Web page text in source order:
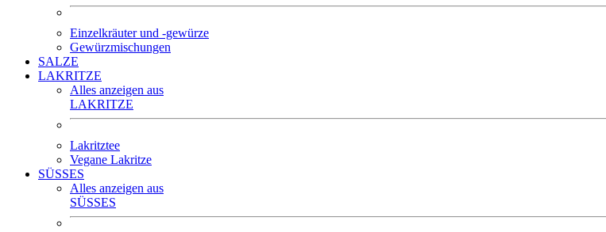
Einzelkräuter und -gewürze
Gewürzmischungen
SALZE
LAKRITZE
Alles anzeigen aus
LAKRITZE
Lakritztee
Vegane Lakritze
SÜSSES
Alles anzeigen aus
SÜSSES